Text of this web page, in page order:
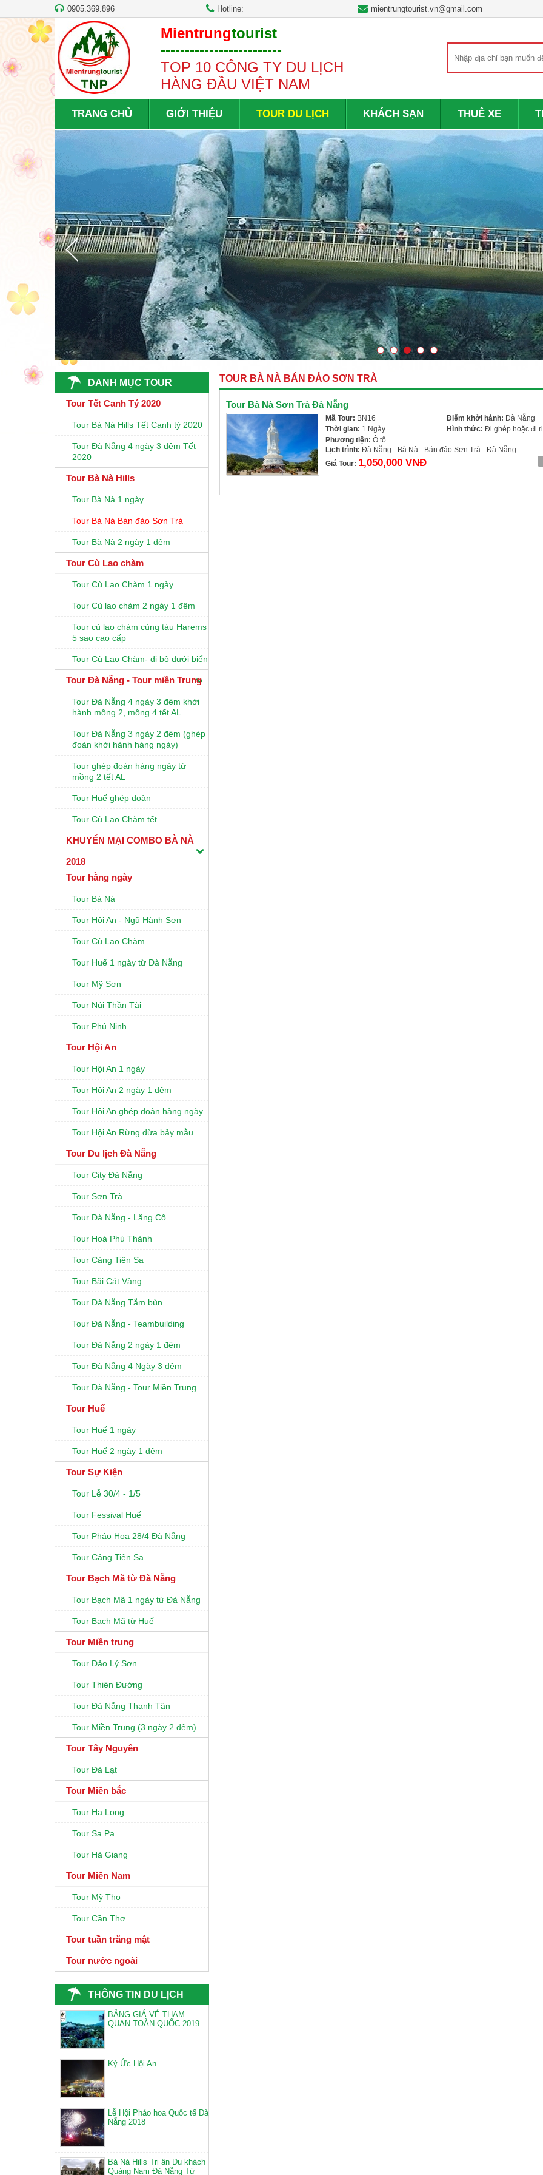
0905.369.896 Hotline: mientrungtourist.vn@gmail.com
Mientrungtourist
-------------------------
TOP 10 CÔNG TY DU LỊCH
HÀNG ĐẦU VIỆT NAM
TRANG CHỦ GIỚI THIỆU TOUR DU LỊCH KHÁCH SẠN THUÊ XE
DANH MỤC TOUR
Tour Tết Canh Tý 2020
Tour Bà Nà Hills Tết Canh tý 2020
Tour Đà Nẵng 4 ngày 3 đêm Tết
2020
Tour Bà Nà Hills
Tour Bà Nà 1 ngày
Tour Bà Nà Bán đảo Sơn Trà
Tour Bà Nà 2 ngày 1 đêm
Tour Cù Lao chàm
Tour Cù Lao Chàm 1 ngày
Tour Cù lao chàm 2 ngày 1 đêm
Tour cù lao chàm cùng tàu Harems
5 sao cao cấp
Tour Cù Lao Chàm- đi bộ dưới biển
Tour Đà Nẵng - Tour miền Trung
Tour Đà Nẵng 4 ngày 3 đêm khởi
hành mồng 2, mồng 4 tết AL
Tour Đà Nẵng 3 ngày 2 đêm (ghép
đoàn khởi hành hàng ngày)
Tour ghép đoàn hàng ngày từ
mồng 2 tết AL
Tour Huế ghép đoàn
Tour Cù Lao Chàm tết
KHUYẾN MẠI COMBO BÀ NÀ
2018
Tour hằng ngày
Tour Bà Nà
Tour Hội An - Ngũ Hành Sơn
Tour Cù Lao Chàm
Tour Huế 1 ngày từ Đà Nẵng
Tour Mỹ Sơn
Tour Núi Thần Tài
Tour Phú Ninh
Tour Hội An
Tour Hội An 1 ngày
Tour Hội An 2 ngày 1 đêm
Tour Hội An ghép đoàn hàng ngày
Tour Hội An Rừng dừa bảy mẫu
Tour Du lịch Đà Nẵng
Tour City Đà Nẵng
Tour Sơn Trà
Tour Đà Nẵng - Lăng Cô
Tour Hoà Phú Thành
Tour Cảng Tiên Sa
Tour Bãi Cát Vàng
Tour Đà Nẵng Tắm bùn
Tour Đà Nẵng - Teambuilding
Tour Đà Nẵng 2 ngày 1 đêm
Tour Đà Nẵng 4 Ngày 3 đêm
Tour Đà Nẵng - Tour Miền Trung
Tour Huế
Tour Huế 1 ngày
Tour Huế 2 ngày 1 đêm
Tour Sự Kiện
Tour Lễ 30/4 - 1/5
Tour Fessival Huế
Tour Pháo Hoa 28/4 Đà Nẵng
Tour Cảng Tiên Sa
Tour Bạch Mã từ Đà Nẵng
Tour Bạch Mã 1 ngày từ Đà Nẵng
Tour Bạch Mã từ Huế
Tour Miền trung
Tour Đảo Lý Sơn
Tour Thiên Đường
Tour Đà Nẵng Thanh Tân
Tour Miền Trung (3 ngày 2 đêm)
Tour Tây Nguyên
Tour Đà Lạt
Tour Miền bắc
Tour Hạ Long
Tour Sa Pa
Tour Hà Giang
Tour Miền Nam
Tour Mỹ Tho
Tour Cần Thơ
Tour tuần trăng mật
Tour nước ngoài
THÔNG TIN DU LỊCH
BẢNG GIÁ VÉ THAM
QUAN TOÀN QUỐC 2019
Ký Ức Hội An
Lễ Hội Pháo hoa Quốc tế Đà
Nẵng 2018
Bà Nà Hills Tri ân Du khách
Quảng Nam Đà Nẵng Từ
TOUR BÀ NÀ BÁN ĐẢO SƠN TRÀ
Tour Bà Nà Sơn Trà Đà Nẵng
Mã Tour: BN16
Thời gian: 1 Ngày
Phương tiện: Ô tô
Điểm khởi hành: Đà Nẵng
Hình thức: Đi ghép hoặc đi
Lịch trình: Đà Nẵng - Bà Nà - Bán đảo Sơn Trà - Đà Nẵng
Giá Tour: 1,050,000 VNĐ